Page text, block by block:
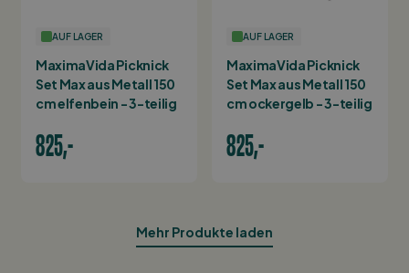
AUF LAGER
MaximaVida Picknick
Set Max aus Metall 150
cm elfenbein - 3-teilig
825,-
AUF LAGER
MaximaVida Picknick
Set Max aus Metall 150
cm ockergelb - 3-teilig
825,-
Mehr Produkte laden